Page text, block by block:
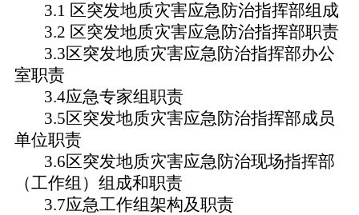
3.1 区突发地质灾害应急防治指挥部组成
3.2 区突发地质灾害应急防治指挥部职责
3.3区突发地质灾害应急防治指挥部办公
室职责
3.4应急专家组职责
3.5区突发地质灾害应急防治指挥部成员
单位职责
3.6区突发地质灾害应急防治现场指挥部
（工作组）组成和职责
3.7应急工作组架构及职责